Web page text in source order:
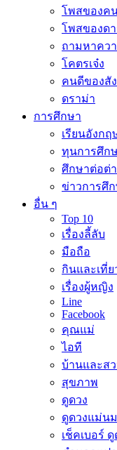
โพสของค
โพสของดา
ถามหาคว
โคตรเจ๋ง
คนดีของสั
ดราม่า
การศึกษา
เรียนอังก
ทุนการศึก
ศึกษาต่อต่
ข่าวการศึ
อื่น ๆ
Top 10
เรื่องลี้ลับ
มือถือ
กินและเที่ย
เรื่องผู้หญิง
Line
Facebook
คุณแม่
ไอที
บ้านและส
สุขภาพ
ดูดวง
ดูดวงแม่น
เช็คเบอร์